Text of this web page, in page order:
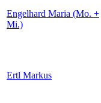
Engelhard Maria (Mo. +
Mi.)
Ertl Markus